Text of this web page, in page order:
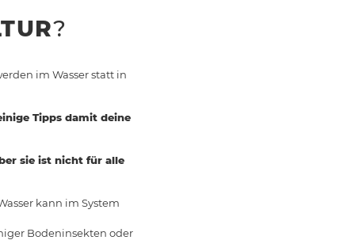
?
im Wasser statt in
Tipps damit deine
sie ist nicht für alle
kann im System
Bodeninsekten oder